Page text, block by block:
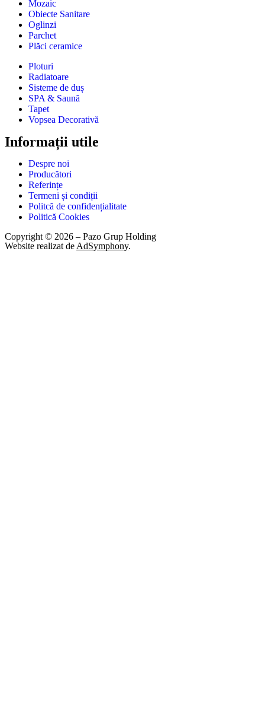
Mozaic
Obiecte Sanitare
Oglinzi
Parchet
Plăci ceramice
Ploturi
Radiatoare
Sisteme de duș
SPA & Saună
Tapet
Vopsea Decorativă
Informații utile
Despre noi
Producători
Referințe
Termeni și condiții
Politcă de confidențialitate
Politică Cookies
Copyright © 2026 – Pazo Grup Holding
Website realizat de AdSymphony.